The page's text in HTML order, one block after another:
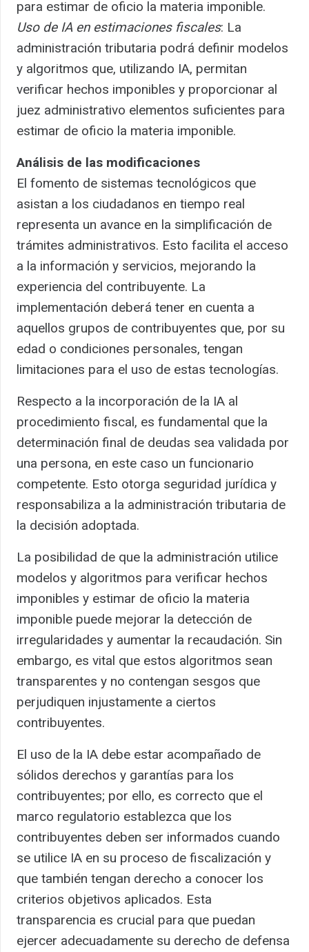
para estimar de oficio la materia imponible.
Uso de IA en estimaciones fiscales: La
administración tributaria podrá definir modelos
y algoritmos que, utilizando IA, permitan
verificar hechos imponibles y proporcionar al
juez administrativo elementos suficientes para
estimar de oficio la materia imponible.
Análisis de las modificaciones
El fomento de sistemas tecnológicos que
asistan a los ciudadanos en tiempo real
representa un avance en la simplificación de
trámites administrativos. Esto facilita el acceso
a la información y servicios, mejorando la
experiencia del contribuyente. La
implementación deberá tener en cuenta a
aquellos grupos de contribuyentes que, por su
edad o condiciones personales, tengan
limitaciones para el uso de estas tecnologías.
Respecto a la incorporación de la IA al
procedimiento fiscal, es fundamental que la
determinación final de deudas sea validada por
una persona, en este caso un funcionario
competente. Esto otorga seguridad jurídica y
responsabiliza a la administración tributaria de
la decisión adoptada.
La posibilidad de que la administración utilice
modelos y algoritmos para verificar hechos
imponibles y estimar de oficio la materia
imponible puede mejorar la detección de
irregularidades y aumentar la recaudación. Sin
embargo, es vital que estos algoritmos sean
transparentes y no contengan sesgos que
perjudiquen injustamente a ciertos
contribuyentes.
El uso de la IA debe estar acompañado de
sólidos derechos y garantías para los
contribuyentes; por ello, es correcto que el
marco regulatorio establezca que los
contribuyentes deben ser informados cuando
se utilice IA en su proceso de fiscalización y
que también tengan derecho a conocer los
criterios objetivos aplicados. Esta
transparencia es crucial para que puedan
ejercer adecuadamente su derecho de defensa